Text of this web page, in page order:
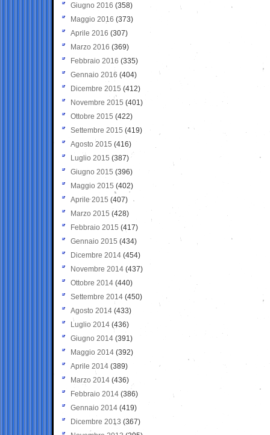
Giugno 2016 (358)
Maggio 2016 (373)
Aprile 2016 (307)
Marzo 2016 (369)
Febbraio 2016 (335)
Gennaio 2016 (404)
Dicembre 2015 (412)
Novembre 2015 (401)
Ottobre 2015 (422)
Settembre 2015 (419)
Agosto 2015 (416)
Luglio 2015 (387)
Giugno 2015 (396)
Maggio 2015 (402)
Aprile 2015 (407)
Marzo 2015 (428)
Febbraio 2015 (417)
Gennaio 2015 (434)
Dicembre 2014 (454)
Novembre 2014 (437)
Ottobre 2014 (440)
Settembre 2014 (450)
Agosto 2014 (433)
Luglio 2014 (436)
Giugno 2014 (391)
Maggio 2014 (392)
Aprile 2014 (389)
Marzo 2014 (436)
Febbraio 2014 (386)
Gennaio 2014 (419)
Dicembre 2013 (367)